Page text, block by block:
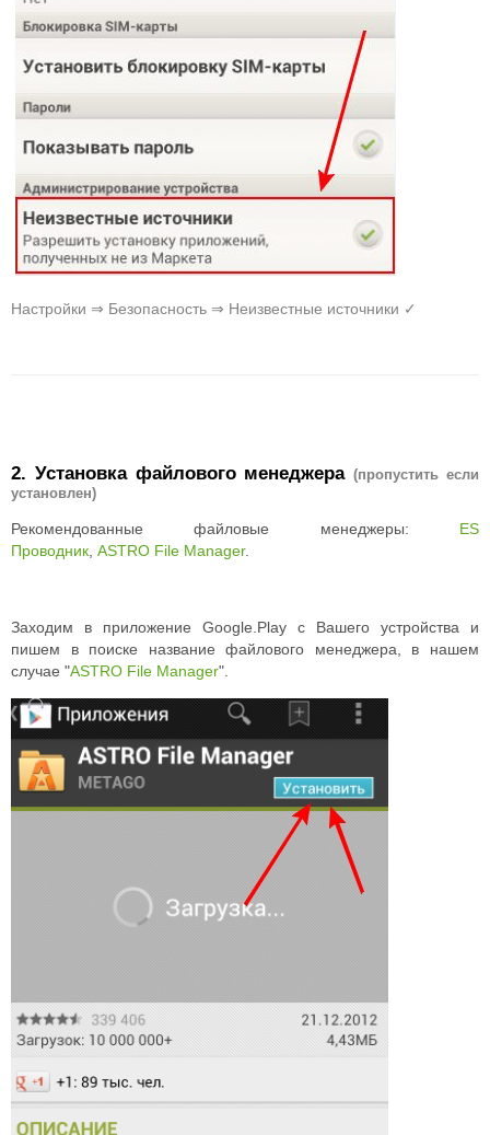
Настройки ⇒ Безопасность ⇒ Неизвестные источники ✓
2. Установка файлового менеджера(пропустить если
установлен)
Рекомендованные файловые менеджеры: ES
Проводник ASTRO File Manager.
Заходим в приложение Google.Play с Вашего устройства и
пишем в поиске название файлового менеджера, в нашем
случае "ASTRO File Manager".